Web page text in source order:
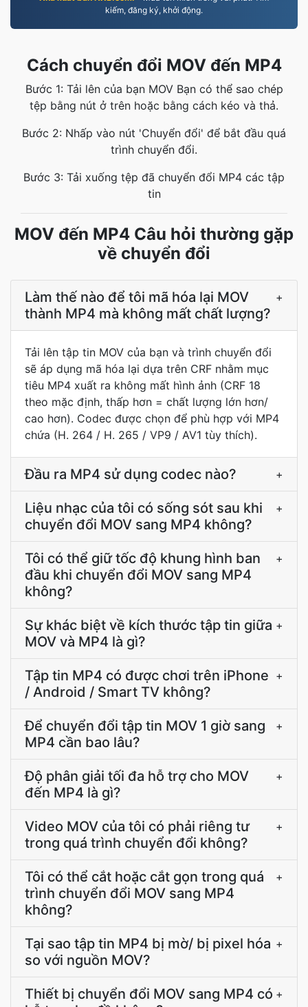
kiếm, đăng ký, khởi động.
Cách chuyển đổi MOV đến MP4
Bước 1: Tải lên của bạn MOV Bạn có thể sao chép
tệp bằng nút ở trên hoặc bằng cách kéo và thả.
Bước 2: Nhấp vào nút 'Chuyển đổi' để bắt đầu quá
trình chuyển đổi.
Bước 3: Tải xuống tệp đã chuyển đổi MP4 các tập
tin
MOV đến MP4 Câu hỏi thường gặp
về chuyển đổi
Làm thế nào để tôi mã hóa lại MOV
thành MP4 mà không mất chất lượng?
+
Tải lên tập tin MOV của bạn và trình chuyển đổi
sẽ áp dụng mã hóa lại dựa trên CRF nhằm mục
tiêu MP4 xuất ra không mất hình ảnh (CRF 18
theo mặc định, thấp hơn = chất lượng lớn hơn/
cao hơn). Codec được chọn để phù hợp với MP4
chứa (H. 264 / H. 265 / VP9 / AV1 tùy thích).
Đầu ra MP4 sử dụng codec nào? +
Liệu nhạc của tôi có sống sót sau khi
chuyển đổi MOV sang MP4 không?
+
Tôi có thể giữ tốc độ khung hình ban
đầu khi chuyển đổi MOV sang MP4
không?
+
Sự khác biệt về kích thước tập tin giữa
MOV và MP4 là gì?
+
Tập tin MP4 có được chơi trên iPhone
/ Android / Smart TV không?
+
Để chuyển đổi tập tin MOV 1 giờ sang
MP4 cần bao lâu?
+
Độ phân giải tối đa hỗ trợ cho MOV
đến MP4 là gì?
+
Video MOV của tôi có phải riêng tư
trong quá trình chuyển đổi không?
+
Tôi có thể cắt hoặc cắt gọn trong quá
trình chuyển đổi MOV sang MP4
không?
+
Tại sao tập tin MP4 bị mờ/ bị pixel hóa
so với nguồn MOV?
+
Thiết bị chuyển đổi MOV sang MP4 có +